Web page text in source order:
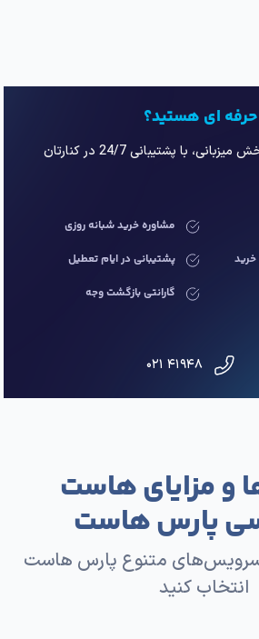
حرفه ای هستید؟
برای ایجاد تجربه لذت بخش میزبانی، با پشتیبانی 24/7 در کنارتان
مشاوره خرید شبانه روزی
پشتیبانی در ایام تعطیل
گارانتی بازگشت وجه
و مزایای هاست
پارس هاست
سرویس‌های متنوع پارس هاست
انتخاب کنید